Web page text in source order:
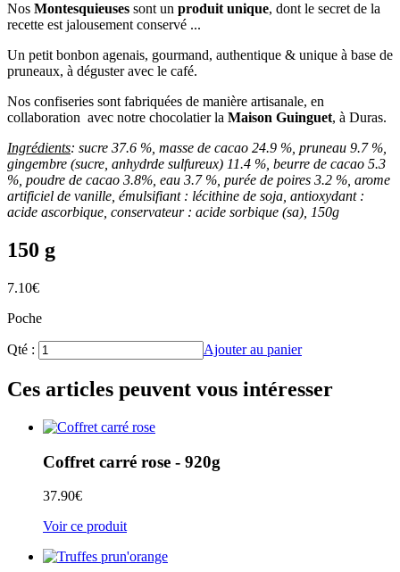
Nos Montesquieuses sont un produit unique, dont le secret de la
recette est jalousement conservé ...
Un petit bonbon agenais, gourmand, authentique & unique à base de
pruneaux, à déguster avec le café.
Nos confiseries sont fabriquées de manière artisanale, en
collaboration avec notre chocolatier la Maison Guinguet, à Duras.
Ingrédients: sucre 37.6 %, masse de cacao 24.9 %, pruneau 9.7 %,
gingembre (sucre, anhydrde sulfureux) 11.4 %, beurre de cacao 5.3
%, poudre de cacao 3.8%, eau 3.7 %, purée de poires 3.2 %, arome
artificiel de vanille, émulsifiant : lécithine de soja, antioxydant :
acide ascorbique, conservateur : acide sorbique (sa), 150g
150 g
7.10€
Poche
Qté : Ajouter au panier
Ces articles peuvent vous intéresser
Coffret carré rose - 920g
37.90€
Voir ce produit